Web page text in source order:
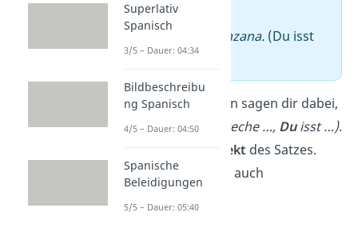
Spanisch.)
Túcomes una manzana. (Du isst
einen Apfel.)
Die Personalpronomen sagen dir dabei,
wer
etwas tut(Ich spreche …, Duisst …).
Subjekt des Satzes.
Deshalb nennst du sie auch
Superlativ
Spanisch
3/5 – Dauer: 04:34
Bildbeschreibu
ng Spanisch
4/5 – Dauer: 04:50
Spanische
Beleidigungen
5/5 – Dauer: 05:40